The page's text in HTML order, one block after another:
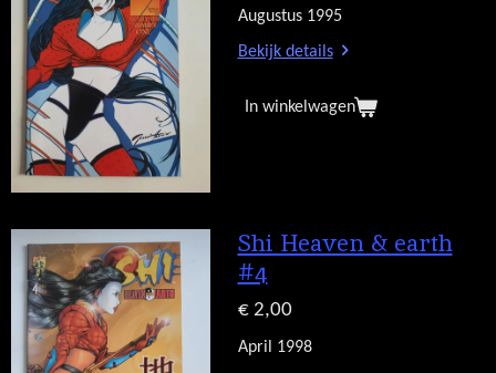
Augustus 1995
Bekijk details
In winkelwagen
Shi Heaven & earth
#4
€ 2,00
April 1998